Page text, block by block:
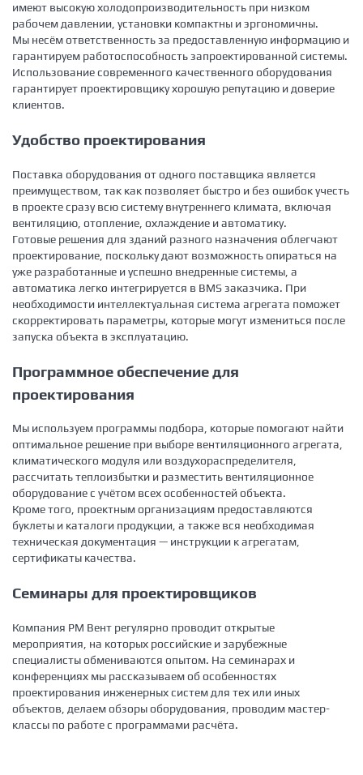
имеют высокую холодопроизводительность при низком
рабочем давлении, установки компактны и эргономичны.
Мы несём ответственность за предоставленную информацию и
гарантируем работоспособность запроектированной системы.
Использование современного качественного оборудования
гарантирует проектировщику хорошую репутацию и доверие
клиентов.
Удобство проектирования
Поставка оборудования от одного поставщика является
преимуществом, так как позволяет быстро и без ошибок учесть
в проекте сразу всю систему внутреннего климата, включая
вентиляцию, отопление, охлаждение и автоматику.
Готовые решения для зданий разного назначения облегчают
проектирование, поскольку дают возможность опираться на
уже разработанные и успешно внедренные системы, а
автоматика легко интегрируется в BMS заказчика. При
необходимости интеллектуальная система агрегата поможет
скорректировать параметры, которые могут измениться после
запуска объекта в эксплуатацию.
Программное обеспечение для
проектирования
Мы используем программы подбора, которые помогают найти
оптимальное решение при выборе вентиляционного агрегата,
климатического модуля или воздухораспределителя,
рассчитать теплоизбытки и разместить вентиляционное
оборудование с учётом всех особенностей объекта.
Кроме того, проектным организациям предоставляются
буклеты и каталоги продукции, а также вся необходимая
техническая документация — инструкции к агрегатам,
сертификаты качества.
Семинары для проектировщиков
Компания РМ Вент регулярно проводит открытые
мероприятия, на которых российские и зарубежные
специалисты обмениваются опытом. На семинарах и
конференциях мы рассказываем об особенностях
проектирования инженерных систем для тех или иных
объектов, делаем обзоры оборудования, проводим мастер-
классы по работе с программами расчёта.